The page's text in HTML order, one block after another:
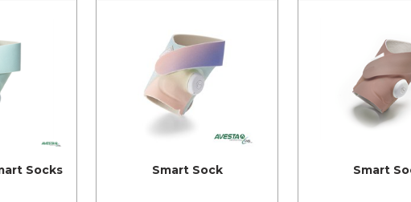
Socks Smart Sock Smart